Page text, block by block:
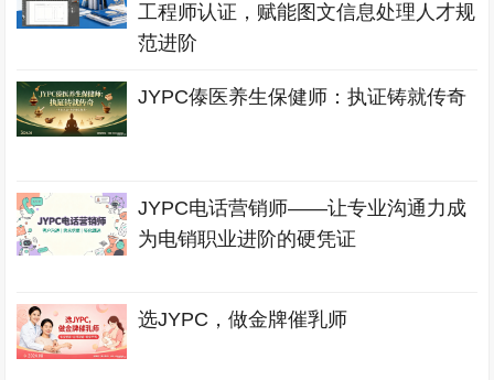
工程师认证，赋能图文信息处理人才规
范进阶
JYPC傣医养生保健师：执证铸就传奇
JYPC电话营销师——让专业沟通力成
为电销职业进阶的硬凭证
选JYPC，做金牌催乳师